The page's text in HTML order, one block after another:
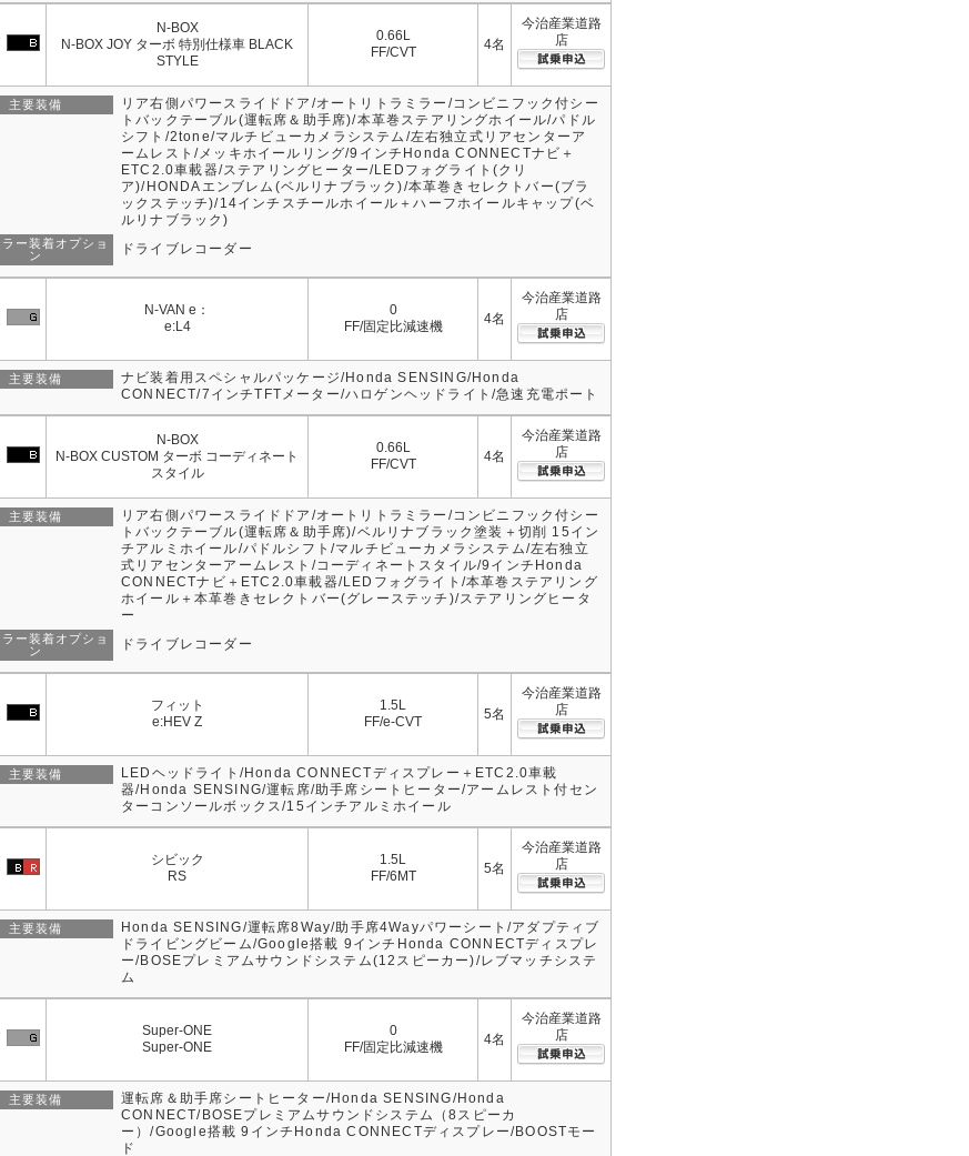
N-BOX
N-BOX JOY ターボ 特別仕様車 BLACK
STYLE
0.66L
FF/CVT
4名
今治産業道路
店
主要装備
リア右側パワースライドドア/オートリトラミラー/コンビニフック付シー
トバックテーブル(運転席＆助手席)/本革巻ステアリングホイール/パドル
シフト/2tone/マルチビューカメラシステム/左右独立式リアセンターア
ームレスト/メッキホイールリング/9インチHonda CONNECTナビ＋
ETC2.0車載器/ステアリングヒーター/LEDフォグライト(クリ
ア)/HONDAエンブレム(ベルリナブラック)/本革巻きセレクトバー(ブラ
ックステッチ)/14インチスチールホイール＋ハーフホイールキャップ(ベ
ルリナブラック)
ー装着オプショ
ン
ドライブレコーダー
N-VAN e：
e:L4
0
FF/固定比減速機
4名
今治産業道路
店
主要装備
ナビ装着用スペシャルパッケージ/Honda SENSING/Honda
CONNECT/7インチTFTメーター/ハロゲンヘッドライト/急速充電ポート
N-BOX
N-BOX CUSTOM ターボ コーディネート
スタイル
0.66L
FF/CVT
4名
今治産業道路
店
主要装備
リア右側パワースライドドア/オートリトラミラー/コンビニフック付シー
トバックテーブル(運転席＆助手席)/ベルリナブラック塗装＋切削 15イン
チアルミホイール/パドルシフト/マルチビューカメラシステム/左右独立
式リアセンターアームレスト/コーディネートスタイル/9インチHonda
CONNECTナビ＋ETC2.0車載器/LEDフォグライト/本革巻ステアリング
ホイール＋本革巻きセレクトバー(グレーステッチ)/ステアリングヒータ
ー
ー装着オプショ
ン
ドライブレコーダー
フィット
e:HEV Z
1.5L
FF/e-CVT
5名
今治産業道路
店
主要装備
LEDヘッドライト/Honda CONNECTディスプレー＋ETC2.0車載
器/Honda SENSING/運転席/助手席シートヒーター/アームレスト付セン
ターコンソールボックス/15インチアルミホイール
シビック
RS
1.5L
FF/6MT
5名
今治産業道路
店
主要装備
Honda SENSING/運転席8Way/助手席4Wayパワーシート/アダプティブ
ドライビングビーム/Google搭載 9インチHonda CONNECTディスプレ
ー/BOSEプレミアムサウンドシステム(12スピーカー)/レブマッチシステ
ム
Super-ONE
Super-ONE
0
FF/固定比減速機
4名
今治産業道路
店
主要装備
運転席＆助手席シートヒーター/Honda SENSING/Honda
CONNECT/BOSEプレミアムサウンドシステム（8スピーカ
ー）/Google搭載 9インチHonda CONNECTディスプレー/BOOSTモー
ド